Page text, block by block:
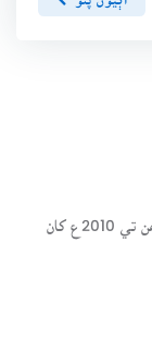
سنڌسلامت ڪتاب گهر ھڪ آن لائين لائبريري آھي، جنھن تي 2010ع کان